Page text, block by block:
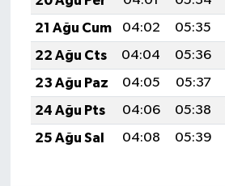
21 Ağu Cum
04:02 05:35
22 Ağu Cts
04:04 05:36
23 Ağu Paz
04:05 05:37
24 Ağu Pts
04:06 05:38
25 Ağu Sal
04:08 05:39